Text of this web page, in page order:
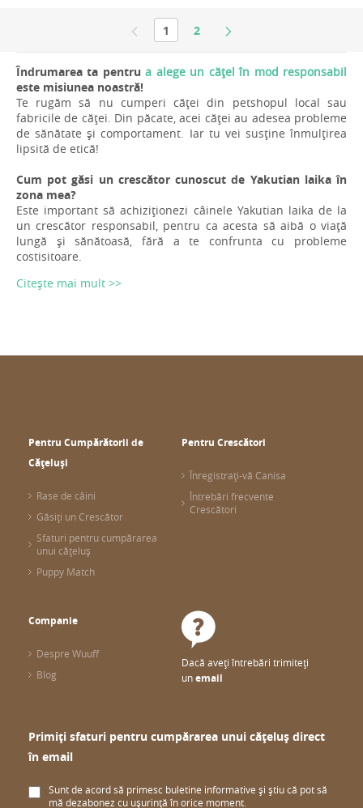
1 2
Îndrumarea ta pentrua alege un cățel în mod responsabil
este misiunea noastră!
Te rugăm să nu cumperi căței din petshopul local sau
fabricile de căței. Din păcate, acei căței au adesea probleme
de sănătate și comportament. Iar tu vei susține înmulțirea
lipsită de etică!
Cum pot găsi un crescător cunoscut de Yakutian laika în
zona mea?
Este important să achiziționezi câinele Yakutian laika de la
un crescător responsabil, pentru ca acesta să aibă o viață
lungă și sănătoasă, fără a te confrunta cu probleme
costisitoare.
Citește mai mult >>
Pentru Cumpărătorii de
Cățeluși
Rase de câini
Găsiți un Crescător
Sfaturi pentru cumpărarea
unui cățeluș
Puppy Match
Pentru Crescători
Înregistrați-vă Canisa
Întrebări frecvente
Crescători
Companie
Despre Wuuff
Blog
Dacă aveți întrebări trimiteți
unemail
Primiți sfaturi pentru cumpărarea unui cățeluș direct
în email
Sunt de acord să primesc buletine informative și știu că pot să
mă dezabonez cu ușurință în orice moment.